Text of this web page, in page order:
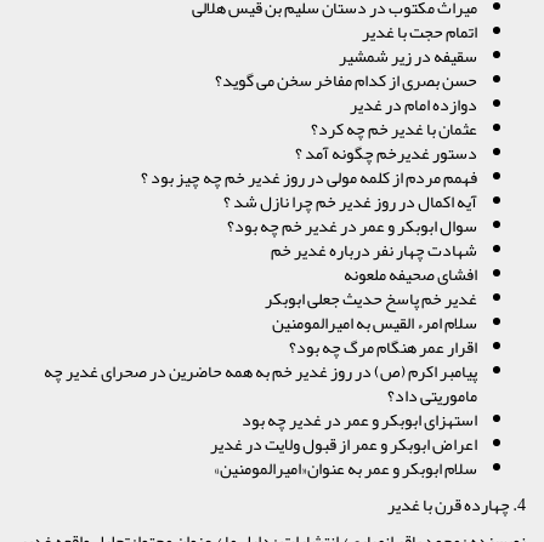
اتمام حجت با غدیر
سقیفه در زیر شمشیر
حسن بصری از کدام مفاخر سخن می گوید؟
دوازده امام در غدیر
عثمان با غدیر خم چه کرد؟
دستور غدیرخم چگونه آمد ؟
فهمم مردم از کلمه مولی در روز غدیر خم چه چیز بود ؟
آیه اکمال در روز غدیر خم چرا نازل شد ؟
سوال ابوبکر و عمر در غدیر خم چه بود؟
شهادت چهار نفر درباره غدیر خم
افشای صحیفه ملعونه
غدیر خم پاسخ حدیث جعلی ابوبکر
سلام امرء القیس به امیرالمومنین
اقرار عمر هنگام مرگ چه بود؟
پیامبر اکرم (ص) در روز غدیر خم به همه حاضرین در صحرای غدیر چه
ماموریتی داد؟
استهزای ابوبکر و عمر در غدیر چه بود
اعراض ابوبکر و عمر از قبول ولایت در غدیر
سلام ابوبکر و عمر به عنوان«امیرالمومنین»
4. چهارده قرن با غدیر